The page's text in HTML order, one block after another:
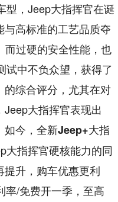
型，Jeep大指挥官在诞
高标准的工艺品质夺
而过硬的安全性能，也
试中不负众望，获得了
综合评分，尤其在对
大指挥官表现出
如今，全新Jeep+大指
大指挥官硬核能力的同
升，购车优惠更利
率/免费开一季，至高